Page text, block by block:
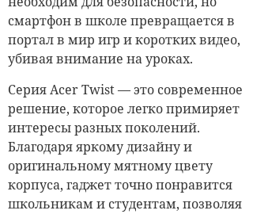
смартфон в школе превращается в
портал в мир игр и коротких видео,
убивая внимание на уроках.
Серия Acer Twist — это современное
решение, которое легко примиряет
интересы разных поколений.
Благодаря яркому дизайну и
оригинальному мятному цвету
корпуса, гаджет точно понравится
школьникам и студентам, позволяя